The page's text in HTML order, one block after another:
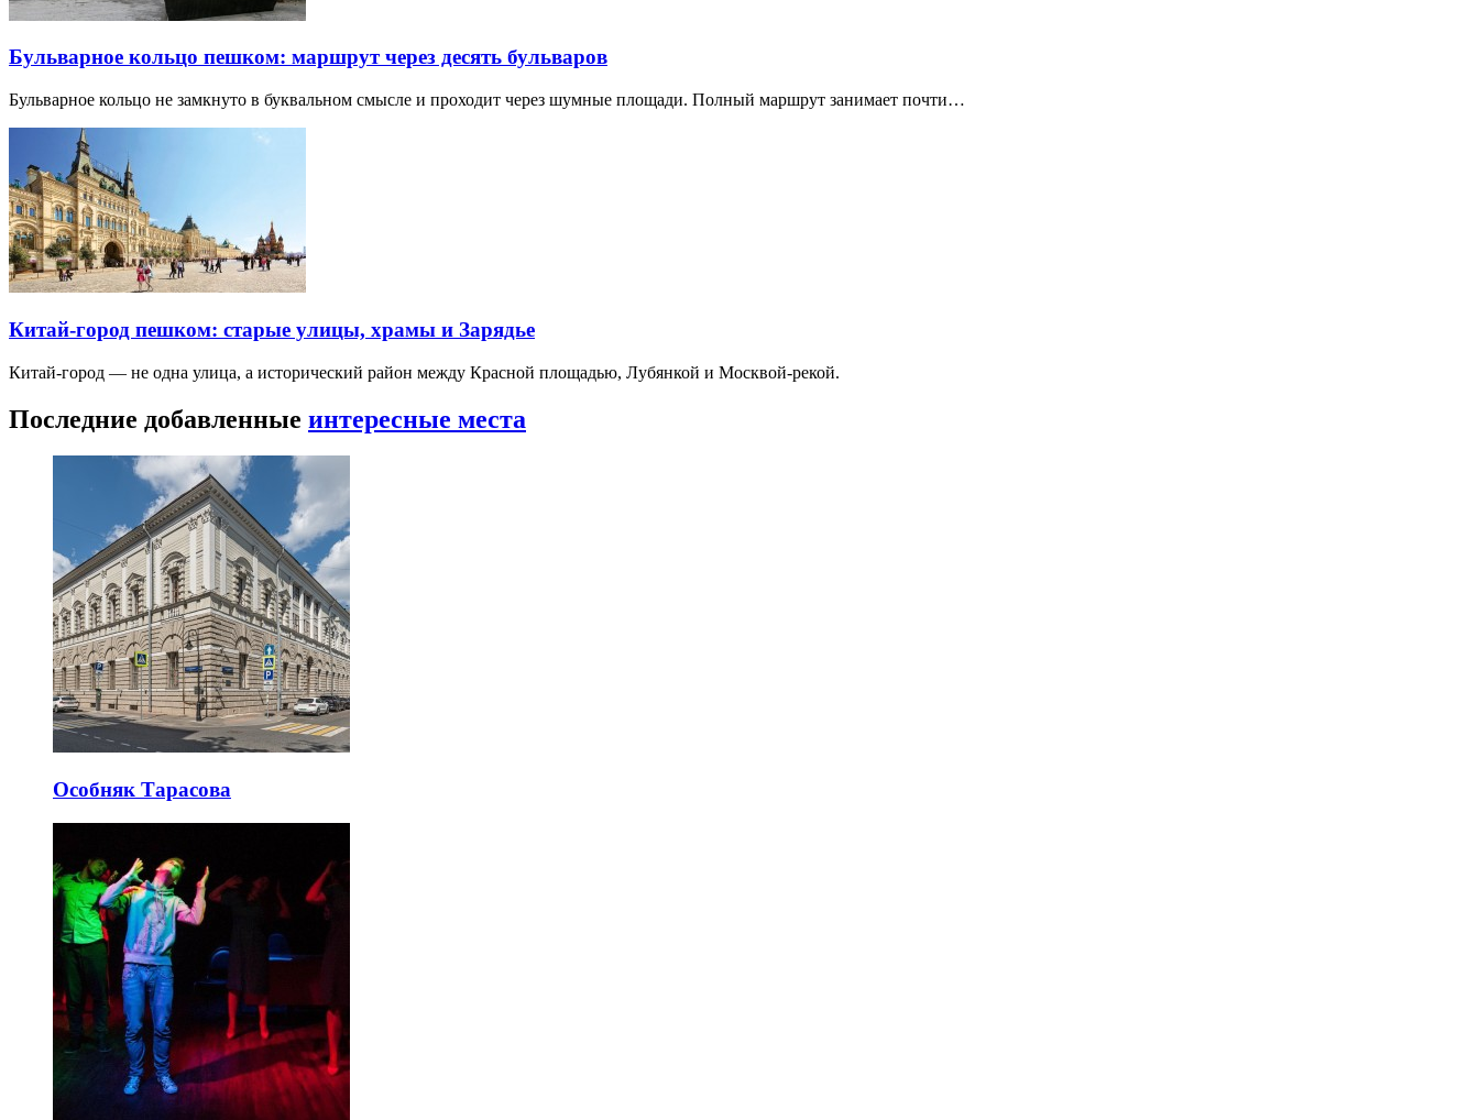
Бульварное кольцо пешком: маршрут через десять бульваров
Бульварное кольцо не замкнуто в буквальном смысле и проходит через шумные площади. Полный маршрут занимает почти…
Китай-город пешком: старые улицы, храмы и Зарядье
Китай-город — не одна улица, а исторический район между Красной площадью, Лубянкой и Москвой-рекой.
Последние добавленные интересные места
Особняк Тарасова